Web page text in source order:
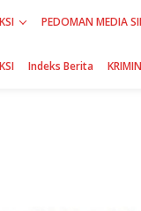
PEDOMAN MEDIA
Indeks Berita